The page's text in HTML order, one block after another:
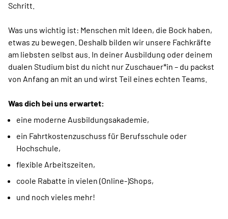
Schritt.
Was uns wichtig ist: Menschen mit Ideen, die Bock haben,
etwas zu bewegen. Deshalb bilden wir unsere Fachkräfte
am liebsten selbst aus. In deiner Ausbildung oder deinem
dualen Studium bist du nicht nur Zuschauer*in – du packst
von Anfang an mit an und wirst Teil eines echten Teams.
Was dich bei uns erwartet:
eine moderne Ausbildungsakademie,
ein Fahrtkostenzuschuss für Berufsschule oder
Hochschule,
flexible Arbeitszeiten,
coole Rabatte in vielen (Online-)Shops,
und noch vieles mehr!